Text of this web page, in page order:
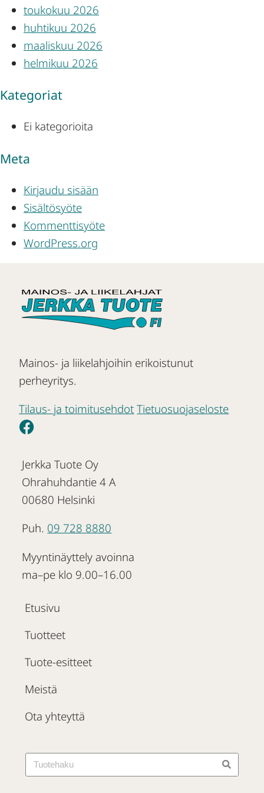
toukokuu 2026
huhtikuu 2026
maaliskuu 2026
helmikuu 2026
Kategoriat
Ei kategorioita
Meta
Kirjaudu sisään
Sisältösyöte
Kommenttisyöte
WordPress.org
Mainos- ja liikelahjoihin erikoistunut
perheyritys.
Tilaus- ja toimitusehdot Tietuosuojaseloste
Jerkka Tuote Oy
Ohrahuhdantie 4 A
00680 Helsinki
Puh. 09 728 8880
Myyntinäyttely avoinna
ma–pe klo 9.00–16.00
Etusivu
Tuotteet
Tuote-esitteet
Meistä
Ota yhteyttä